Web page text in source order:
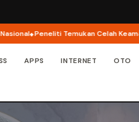
Peneliti Temukan Celah Keamanan di
APPS INTERNET OTO